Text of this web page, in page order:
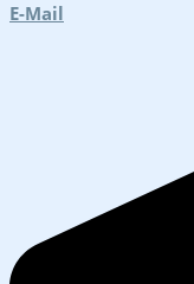
E-Mail